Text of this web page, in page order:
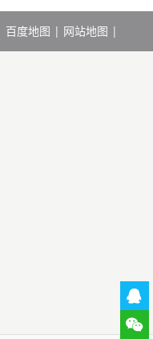
百度地图 | 网站地图 |